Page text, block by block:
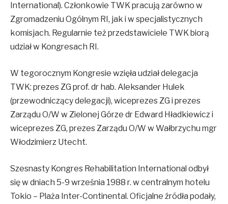
International). Członkowie TWK pracują zarówno w
Zgromadzeniu Ogólnym RI, jak i w specjalistycznych
komisjach. Regularnie też przedstawiciele TWK biorą
udział w Kongresach RI.
W tegorocznym Kongresie wzięła udział delegacja
TWK: prezes ZG prof. dr hab. Aleksander Hulek
(przewodniczący delegacji), wiceprezes ZG i prezes
Zarządu O/W w Zielonej Górze dr Edward Hładkiewicz i
wiceprezes ZG, prezes Zarządu O/W w Wałbrzychu mgr
Włodzimierz Utecht.
Szesnasty Kongres Rehabilitation International odbył
się w dniach 5-9 września 1988 r. w centralnym hotelu
Tokio – Plaża Inter-Continental. Oficjalne źródła podały,